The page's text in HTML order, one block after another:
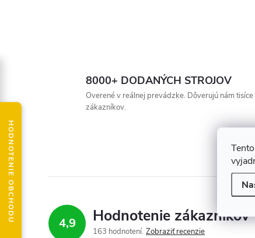
8000+ DODANÝCH STROJOV
Overené v reálnej prevádzke. Dôverujú nám tisíce
zákazníkov.
4,9 Hodnotenie zákazníkov
163 hodnotení Zobraziť recenzie
HODNOTENIE OBCHODU